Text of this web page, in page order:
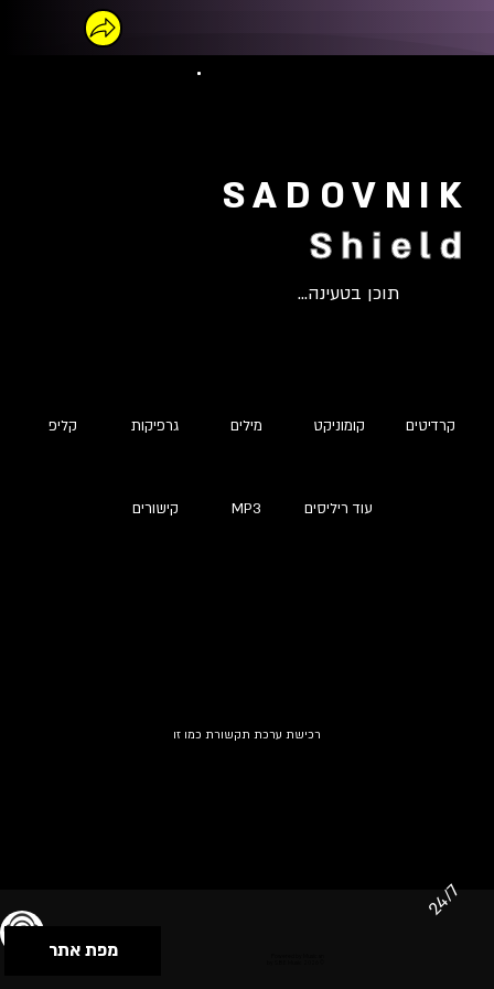
SADOVNIK
Shield
תוכן בטעינה...
קליפ גרפיקות מילים קומוניקט קרדיטים
קישורים MP3 עוד ריליסים
רכישת ערכת תקשורת כמו זו
מפת אתר
24/7